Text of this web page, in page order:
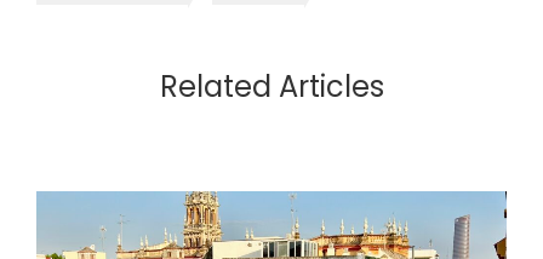
Related Articles